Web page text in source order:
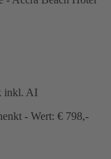
inkl. AI
- Wert: € 798,-